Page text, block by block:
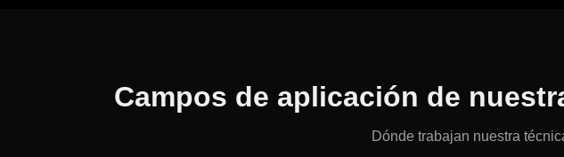
Campos de aplicación de
Dónde trabajan nuestra